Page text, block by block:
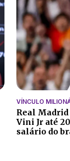
VÍNCULO
Real
Vini Jr até
salário do